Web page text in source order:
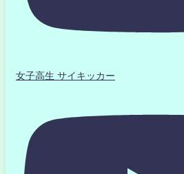
女子高生 サイキッカー